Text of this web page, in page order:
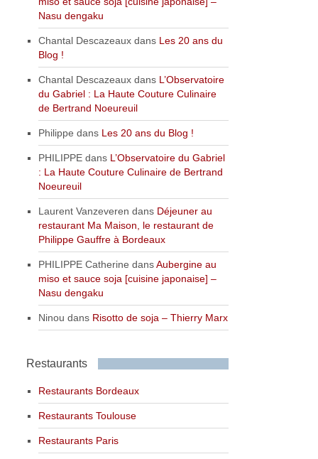
Nasu dengaku
Chantal Descazeaux dans Les 20 ans du
Blog !
Chantal Descazeaux dans L’Observatoire
du Gabriel : La Haute Couture Culinaire
de Bertrand Noeureuil
Philippe dans Les 20 ans du Blog !
PHILIPPE dans L’Observatoire du Gabriel
: La Haute Couture Culinaire de Bertrand
Noeureuil
Laurent Vanzeveren dans Déjeuner au
restaurant Ma Maison, le restaurant de
Philippe Gauffre à Bordeaux
PHILIPPE Catherine dansAubergine au
miso et sauce soja [cuisine japonaise] –
Nasu dengaku
Ninou dans Risotto de soja – Thierry Marx
Restaurants
Restaurants Bordeaux
Restaurants Toulouse
Restaurants Paris